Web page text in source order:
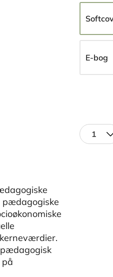
E-bog
1
pædagogiske